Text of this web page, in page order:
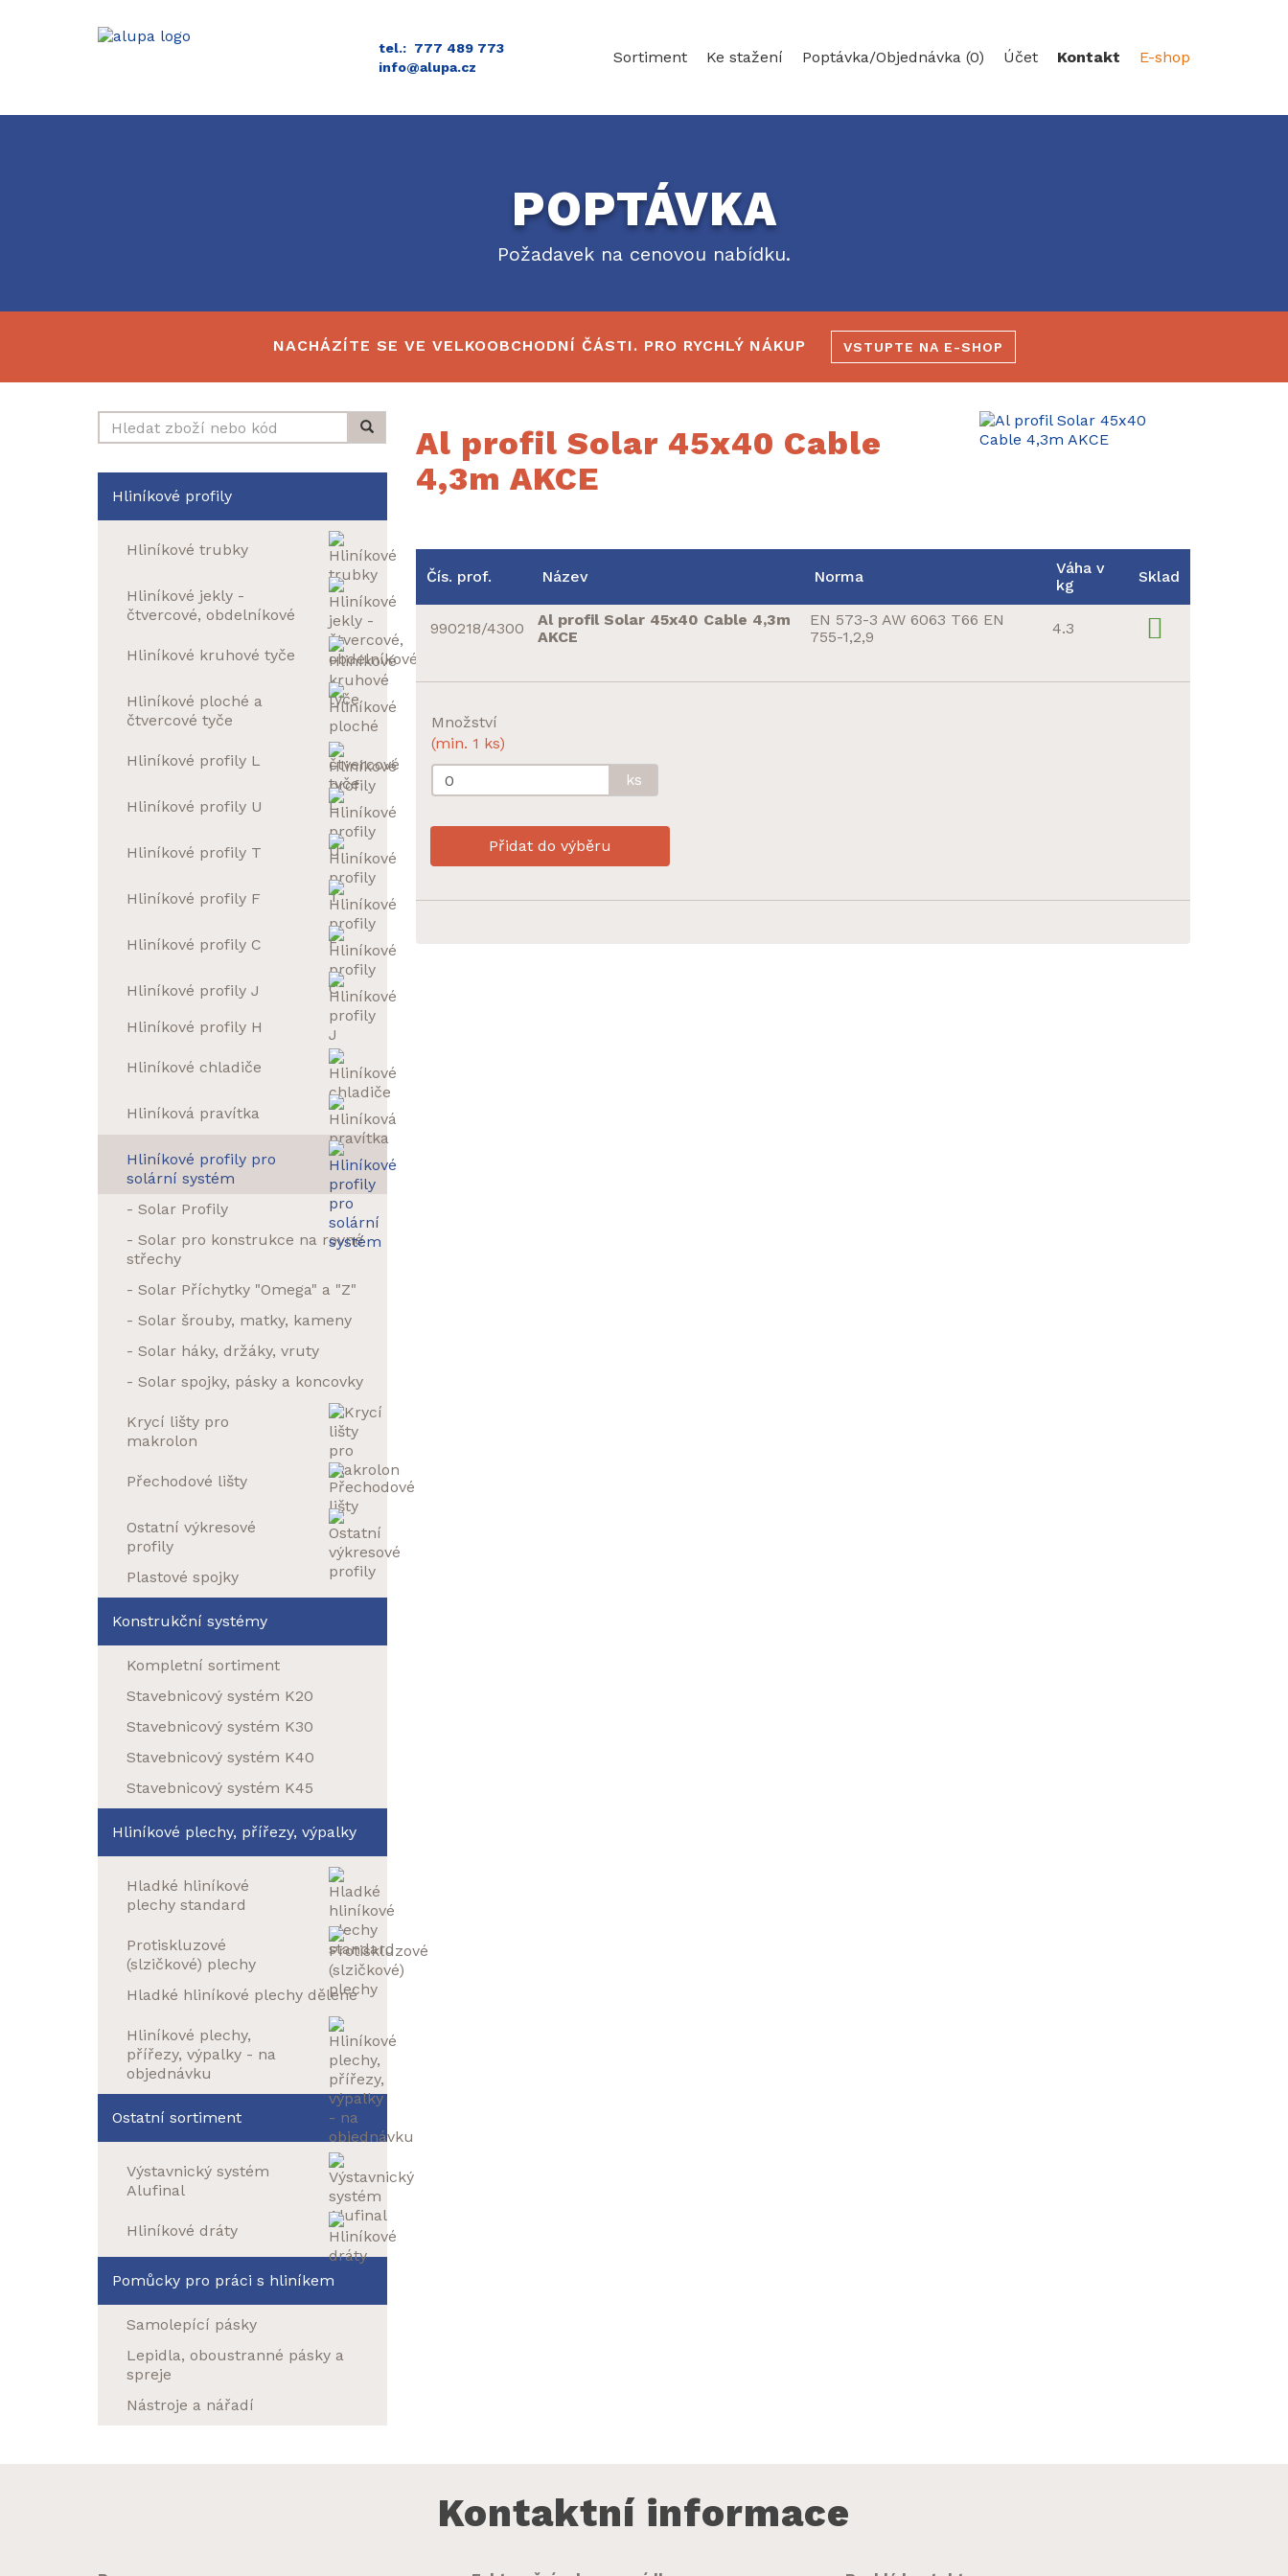
tel.: 777 489 773
info@alupa.cz
Sortiment Ke stažení Poptávka/Objednávka (0) Účet Kontakt E-shop
POPTÁVKA
Požadavek na cenovou nabídku.
NACHÁZÍTE SE VE VELKOOBCHODNÍ ČÁSTI. PRO RYCHLÝ NÁKUP VSTUPTE NA E-SHOP
Hliníkové profily
Hliníkové trubky
Hliníkové jekly -
čtvercové, obdelníkové
Hliníkové kruhové tyče
Hliníkové ploché a
čtvercové tyče
Hliníkové profily L
Hliníkové profily U
Hliníkové profily T
Hliníkové profily F
Hliníkové profily C
Hliníkové profily J
Hliníkové profily H
Hliníkové chladiče
Hliníková pravítka
Hliníkové profily pro
solární systém
- Solar Profily
- Solar pro konstrukce na rovné
střechy
- Solar Příchytky "Omega" a "Z"
- Solar šrouby, matky, kameny
- Solar háky, držáky, vruty
- Solar spojky, pásky a koncovky
Krycí lišty pro
makrolon
Přechodové lišty
Ostatní výkresové
profily
Plastové spojky
Konstrukční systémy
Kompletní sortiment
Stavebnicový systém K20
Stavebnicový systém K30
Stavebnicový systém K40
Stavebnicový systém K45
Hliníkové plechy, přířezy, výpalky
Hladké hliníkové
plechy standard
Protiskluzové
(slzičkové) plechy
Hladké hliníkové plechy dělené
Hliníkové plechy,
přířezy, výpalky - na
objednávku
Ostatní sortiment
Výstavnický systém
Alufinal
Hliníkové dráty
Pomůcky pro práci s hliníkem
Samolepící pásky
Lepidla, oboustranné pásky a
spreje
Nástroje a nářadí
Al profil Solar 45x40 Cable
4,3m AKCE
Čís. prof. Název Norma
Váha v
kg
Sklad
990218/4300
Al profil Solar 45x40 Cable 4,3m
AKCE
EN 573-3 AW 6063 T66 EN
755-1,2,9
4.3
Množství
(min. 1 ks)
ks
Přidat do výběru
Kontaktní informace